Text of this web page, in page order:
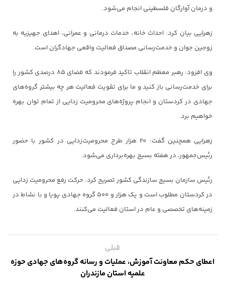
و درمان آوارگان فلسطینی انجام می‌شود.
زهرایی بیان کرد: احداث خانه، خدمات درمانی و عمرانی، اهدای جهیزیه به
زوجین جوان و خدمت‌رسانی مصداق فعالیت واقعی جهادگران است.
وی افزود: رهبر معظم انقلاب تاکید فرمودند که فضای ۸۵ درصدی کشور را
برای خدمت‌رسانی باز کنید و ما برای تقویت فعالیت هر چه بیشتر گروه‌های
جهادی در کردستان و انجام پروژه‌های محرومیت زدایی از تمام توان بهره
خواهیم برد.
زهرایی همچنین گفت: ۲۰ هزار طرح محرومیت‌زدایی در کشور با حضور
رئیس‌جمهور، در هفته بسیج بهره‌برداری می‌شود.
رئیس سازمان بسیج سازندگی کشور تصریح کرد: حرکت رفع محرومیت زدایی
در کردستان مطلوب است و یک هزار و ۵۰۰ گروه جهادی پویا و با نشاط در
زمینه‌های تخصصی و عام در استان فعالیت می‌کنند.
قبلی
اعطای حکم معاونت آموزش، عملیات و رسانه گروه‌های جهادی حوزه
علمیه استان مازندران